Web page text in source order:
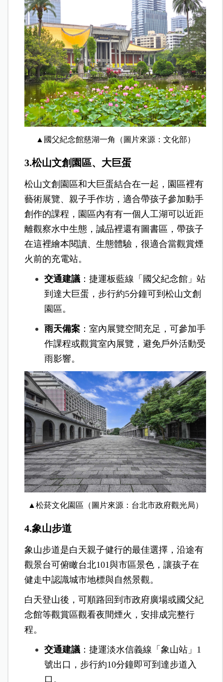
▲國父紀念館慈湖一角（圖片來源：文化部）
3.松山文創園區、大巨蛋
松山文創園區和大巨蛋結合在一起，園區裡有
藝術展覽、親子手作坊，適合帶孩子參加動手
創作的課程，園區內有有一個人工湖可以近距
離觀察水中生態，誠品裡還有圖書區，帶孩子
在這裡繪本閱讀、生態體驗，很適合當觀賞煙
火前的充電站。
交通建議 ：捷運板藍線「國父紀念館」站
到達大巨蛋，步行約5分鐘可到松山文創
園區。
雨天備案 ：室內展覽空間充足，可參加手
作課程或觀賞室內展覽，避免戶外活動受
雨影響。
▲松菸文化園區（圖片來源：台北市政府觀光局）
4.象山步道
象山步道是白天親子健行的最佳選擇，沿途有
觀景台可俯瞰台北101與市區景色，讓孩子在
健走中認識城市地標與自然景觀。
白天登山後，可順路回到市政府廣場或國父紀
念館等觀賞區觀看夜間煙火，安排成完整行
程。
交通建議 ：捷運淡水信義線「象山站」1
號出口，步行約10分鐘即可到達步道入
口。